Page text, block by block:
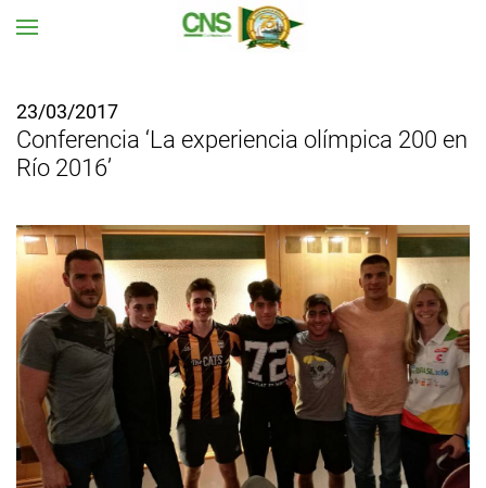
23/03/2017
Conferencia ‘La experiencia olímpica 200 en
Río 2016’